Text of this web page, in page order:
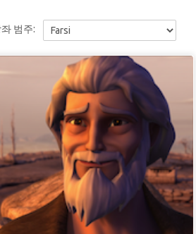
범주: